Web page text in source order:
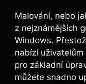
Malování, nebo
z nejznámějších
Windows.
nabízí
pro základní
můžete snadno